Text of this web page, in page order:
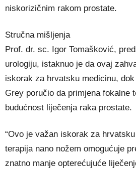
niskorizičnim rakom prostate.
Stručna mišljenja
Prof. dr. sc. Igor Tomašković,
urologiju, istaknuo je da ovaj
iskorak za hrvatsku medicinu,
Grey poručio da primjena fokalne
budućnost liječenja raka prostate.
“Ovo je važan iskorak za
terapija nano nožem omogućuje
znatno manje opterećujuće